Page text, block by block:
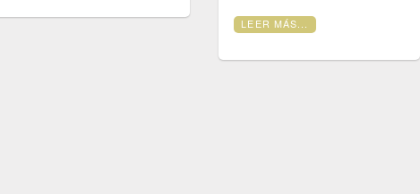
LEER MÁS...